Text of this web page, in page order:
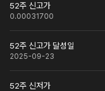
52주 신고가
0.00031700
52주 신고가 달성일
2025-09-23
52주 신저가